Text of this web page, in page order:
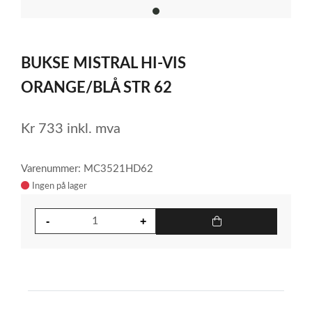
item
of
1
BUKSE MISTRAL HI-VIS
ORANGE/BLÅ STR 62
Kr 733 inkl. mva
Varenummer: MC3521HD62
Ingen på lager